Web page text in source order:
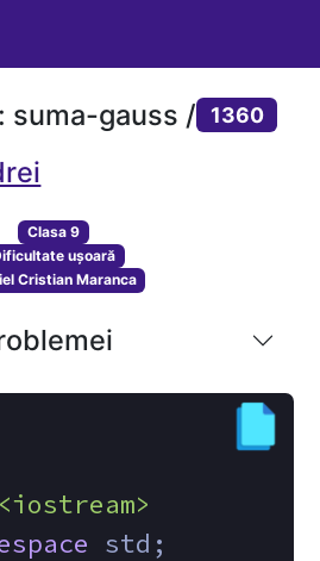
suma-gauss / 1360
Clasa 9
ușoară
Cristian Maranca
<iostream>
std;